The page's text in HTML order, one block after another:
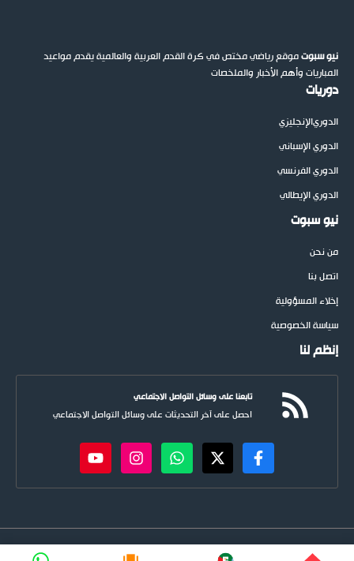
نيو سبوتموقع رياضي مختص في كرة القدم العربية والعالمية يقدم مواعيد
المباريات وأهم الأخبار والملخصات
دوريات
الدوريالإنجليزي
الدوري الإسباني
الدوري الفرنسي
الدوري الإيطالي
نيو سبوت
من نحن
اتصل بنا
إخلاء المسؤولية
سياسة الخصوصية
إنظم لنا
تابعنا على وسائل التواصل الاجتماعي
احصل على آخر التحديثات على وسائل التواصل الاجتماعي
newspoots.com • جميع الحقوق © محفوظة لموقع